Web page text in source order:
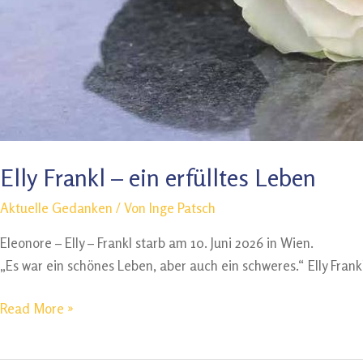
Elly Frankl – ein erfülltes Leben
Aktuelle Gedanken / Von Inge Patsch
Eleonore – Elly – Frankl starb am 10. Juni 2026 in Wien.
„Es war ein schönes Leben, aber auch ein schweres.“ Elly
Elly
Read More »